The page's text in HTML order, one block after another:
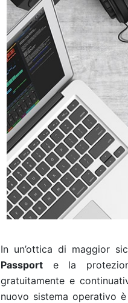
In un’ottica di maggior
Passport e la
gratuitamente e
nuovo sistema operativo